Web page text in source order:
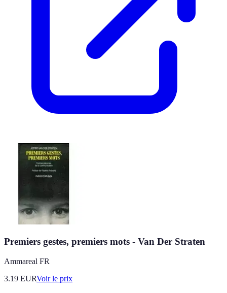
Premiers gestes, premiers mots - Van Der Straten
Ammareal FR
3.19 EURVoir le prix